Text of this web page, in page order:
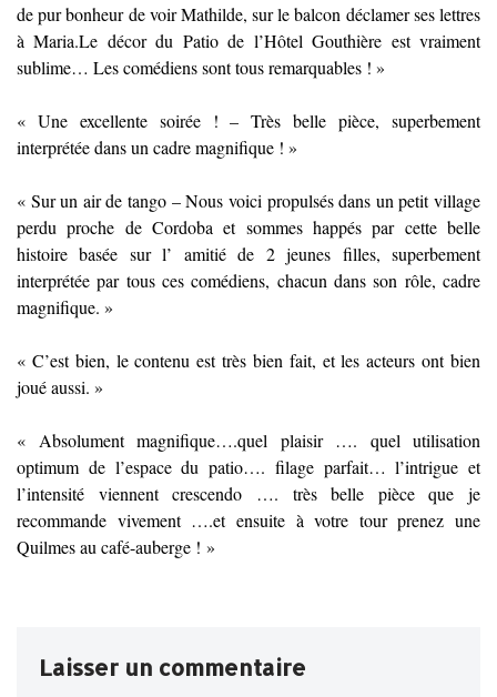
de pur bonheur de voir Mathilde, sur le balcon déclamer ses lettres
à Maria.Le décor du Patio de l’Hôtel Gouthière est vraiment
sublime… Les comédiens sont tous remarquables ! »
« Une excellente soirée ! – Très belle pièce, superbement
interprétée dans un cadre magnifique ! »
« Sur un air de tango – Nous voici propulsés dans un petit village
perdu proche de Cordoba et sommes happés par cette belle
histoire basée sur l’ amitié de 2 jeunes filles, superbement
interprétée par tous ces comédiens, chacun dans son rôle, cadre
magnifique. »
« C’est bien, le contenu est très bien fait, et les acteurs ont bien
joué aussi. »
« Absolument magnifique….quel plaisir …. quel utilisation
optimum de l’espace du patio…. filage parfait… l’intrigue et
l’intensité viennent crescendo …. très belle pièce que je
recommande vivement ….et ensuite à votre tour prenez une
Quilmes au café-auberge ! »
Laisser un commentaire